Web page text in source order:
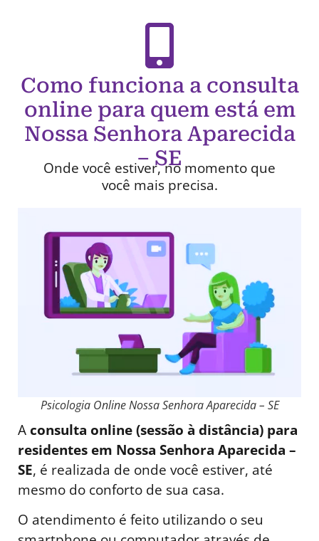
Como funciona a consulta
online para quem está em
Nossa Senhora Aparecida
– SE
Onde você estiver, no momento que
você mais precisa.
Psicologia Online Nossa Senhora Aparecida – SE
Aconsulta online (sessão à distância) para
residentes em Nossa Senhora Aparecida –
SE, é realizada de onde você estiver, até
mesmo do conforto de sua casa.
O atendimento é feito utilizando o seu